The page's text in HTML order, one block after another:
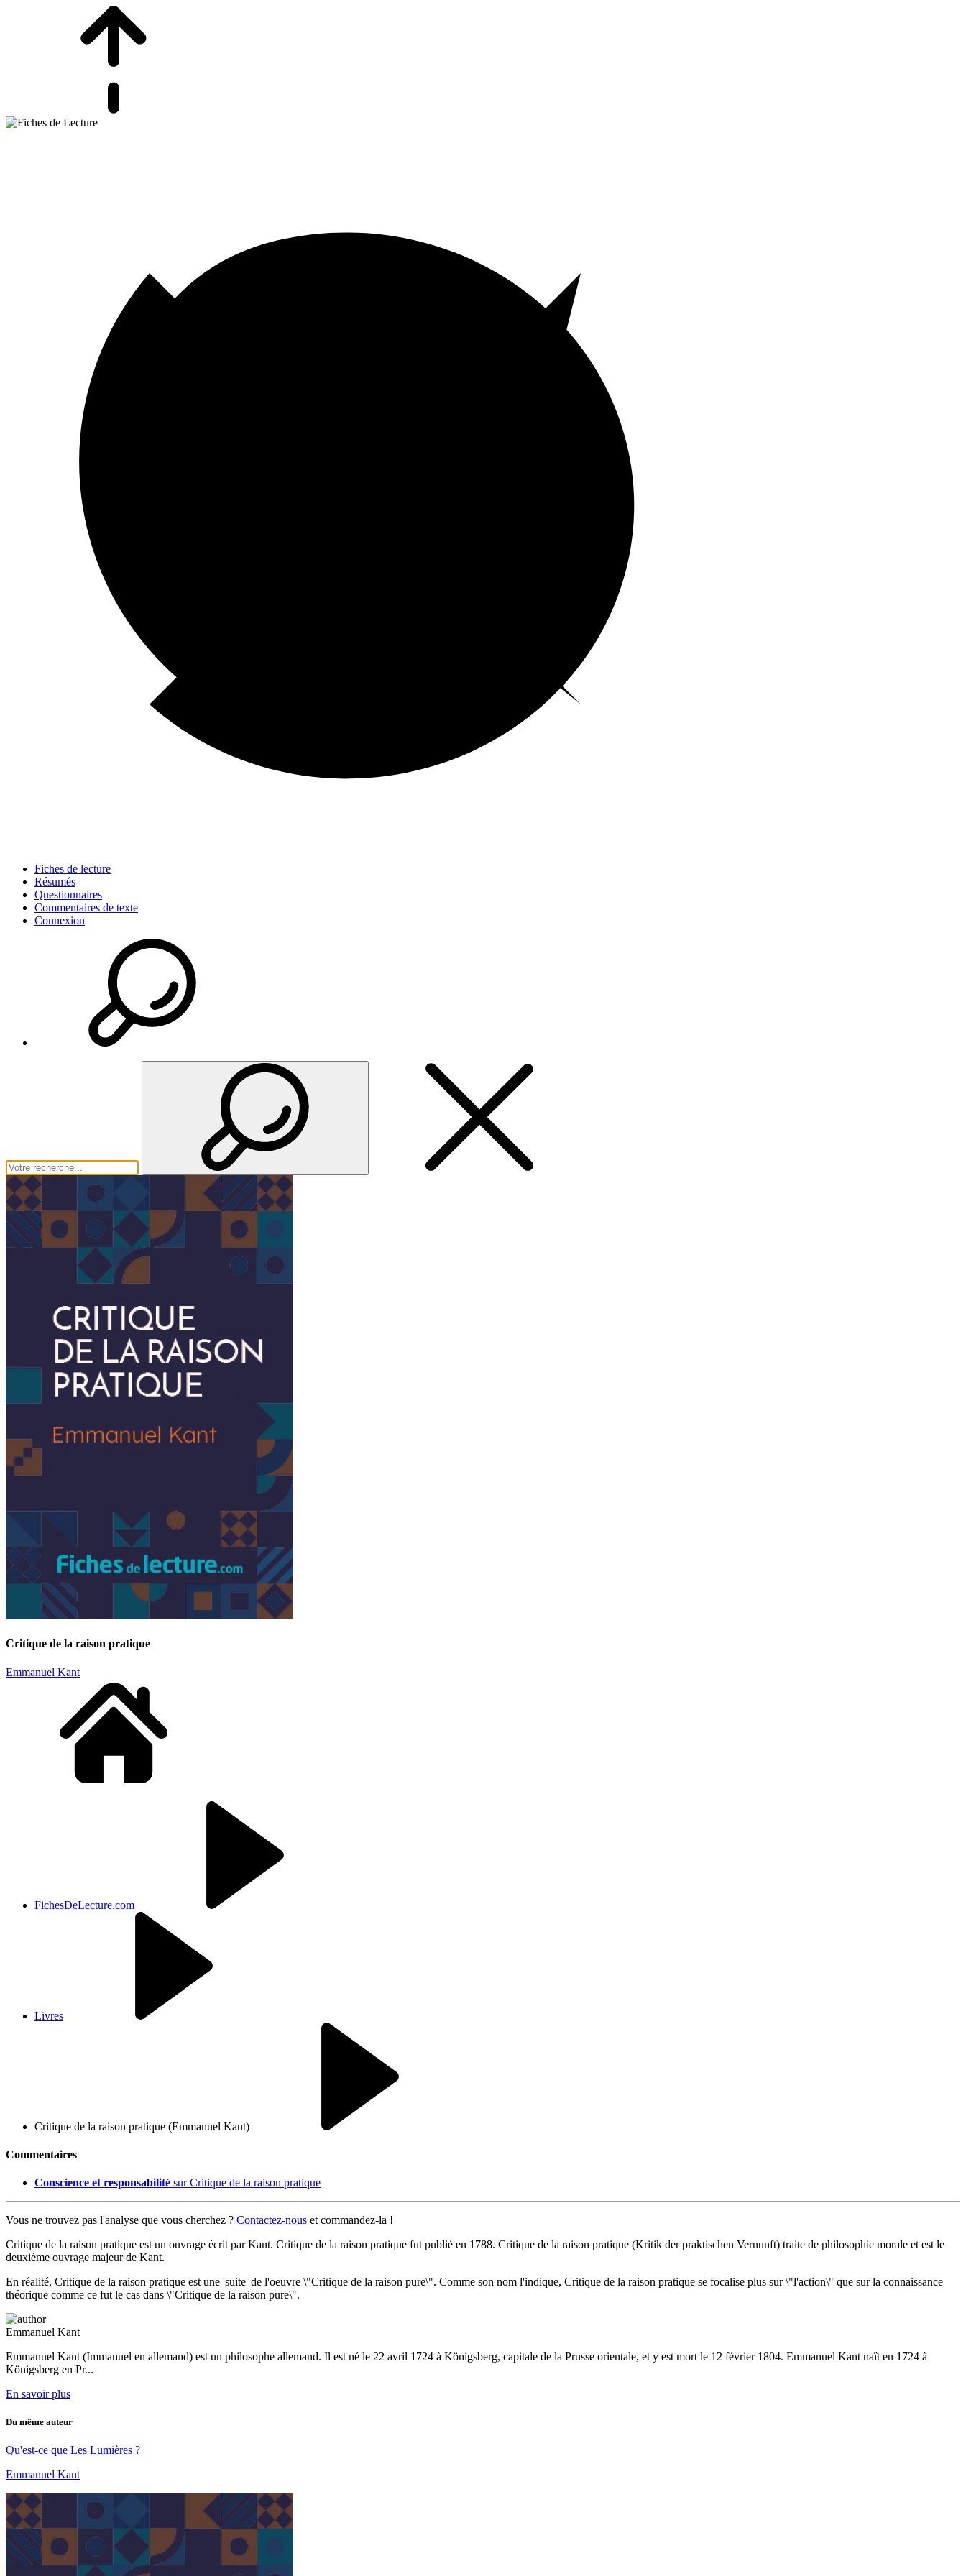
Fiches de lecture
Résumés
Questionnaires
Commentaires de texte
Connexion
Critique de la raison pratique
Emmanuel Kant
FichesDeLecture.com
Livres
Critique de la raison pratique (Emmanuel Kant)
Commentaires
Conscience et responsabilité sur Critique de la raison pratique
Vous ne trouvez pas l'analyse que vous cherchez ? Contactez-nous et commandez-la !
Critique de la raison pratique est un ouvrage écrit par Kant. Critique de la raison pratique fut publié en 1788. Critique de la raison pratique (Kritik der praktischen Vernunft) traite de philosophie morale et est le
deuxième ouvrage majeur de Kant.
En réalité, Critique de la raison pratique est une 'suite' de l'oeuvre \"Critique de la raison pure\". Comme son nom l'indique, Critique de la raison pratique se focalise plus sur \"l'action\" que sur la connaissance
théorique comme ce fut le cas dans \"Critique de la raison pure\".
Emmanuel Kant
Emmanuel Kant (Immanuel en allemand) est un philosophe allemand. Il est né le 22 avril 1724 à Königsberg, capitale de la Prusse orientale, et y est mort le 12 février 1804. Emmanuel Kant naît en 1724 à
Königsberg en Pr...
En savoir plus
Du même auteur
Qu'est-ce que Les Lumières ?
Emmanuel Kant